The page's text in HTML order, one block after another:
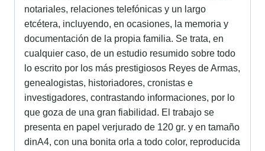
notariales, relaciones telefónicas y un largo
etcétera, incluyendo, en ocasiones, la memoria y
documentación de la propia familia. Se trata, en
cualquier caso, de un estudio resumido sobre todo
lo escrito por los más prestigiosos Reyes de Armas,
genealogistas, historiadores, cronistas e
investigadores, contrastando informaciones, por lo
que goza de una gran fiabilidad. El trabajo se
presenta en papel verjurado de 120 gr. y en tamaño
dinA4, con una bonita orla a todo color, reproducida